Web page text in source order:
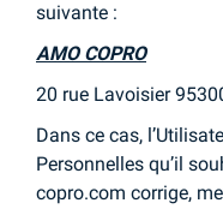
suivante :
AMO COPRO
20 rue Lavoisier
Dans ce cas,
Personnelles qu’il
copro.com corrige,